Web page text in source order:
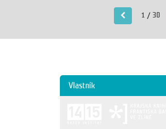
1 / 30
Vlastník